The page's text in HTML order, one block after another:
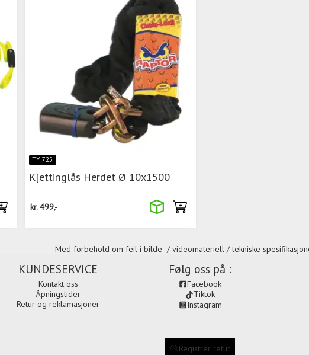
TY 725
Kjettinglås Herdet Ø 10x1500
kr.499,-
Med forbehold om feil i bilde- / videomateriell / tekniske
Følg oss på :
Facebook
Tiktok
Instagram
KUNDESERVICE
Kontakt oss
Åpningstider
Retur og reklamasjoner
Registrer retur